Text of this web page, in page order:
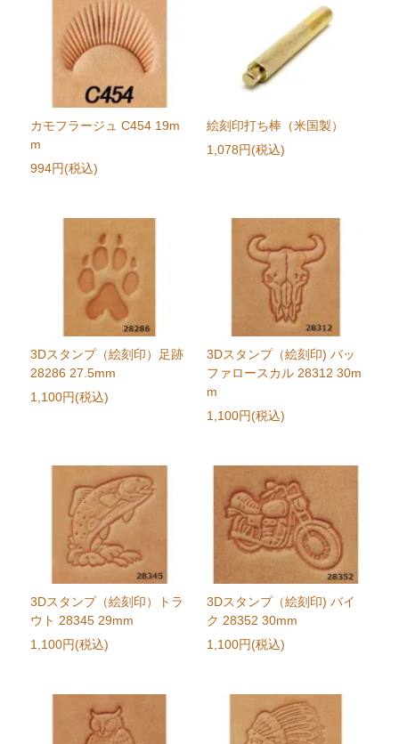
カモフラージュ C454 19m
m
994円(税込)
絵刻印打ち棒（米国製）
1,078円(税込)
3Dスタンプ（絵刻印）足跡
28286 27.5mm
1,100円(税込)
3Dスタンプ（絵刻印) バッ
ファロースカル 28312 30m
m
1,100円(税込)
3Dスタンプ（絵刻印）トラ
ウト 28345 29mm
1,100円(税込)
3Dスタンプ（絵刻印) バイ
ク 28352 30mm
1,100円(税込)